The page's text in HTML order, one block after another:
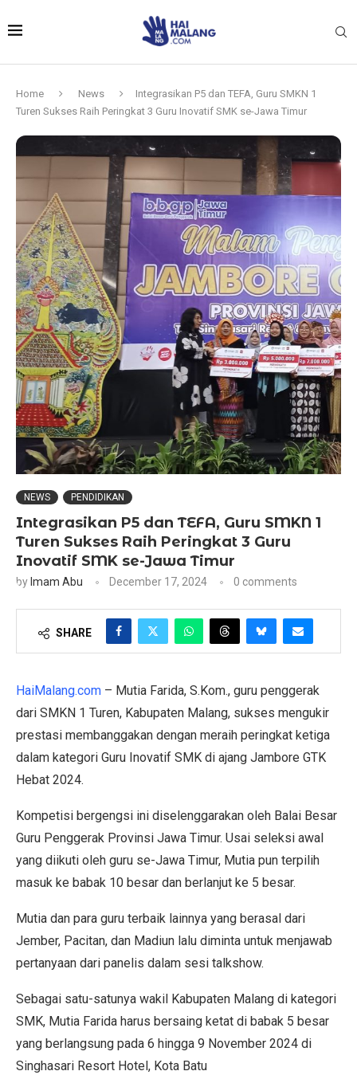
Home News
Integrasikan P5 dan TEFA, Guru SMKN 1
Turen Sukses Raih Peringkat 3 Guru Inovatif SMK se-Jawa Timur
NEWS PENDIDIKAN
Integrasikan P5 dan TEFA, Guru SMKN 1
Turen Sukses Raih Peringkat 3 Guru
Inovatif SMK se-Jawa Timur
by Imam Abu December 17, 2024 0 comments
SHARE
HaiMalang.com – Mutia Farida, S.Kom., guru penggerak
dari SMKN 1 Turen, Kabupaten Malang, sukses mengukir
prestasi membanggakan dengan meraih peringkat ketiga
dalam kategori Guru Inovatif SMK di ajang Jambore GTK
Hebat 2024.
Kompetisi bergengsi ini diselenggarakan oleh Balai Besar
Guru Penggerak Provinsi Jawa Timur. Usai seleksi awal
yang diikuti oleh guru se-Jawa Timur, Mutia pun terpilih
masuk ke babak 10 besar dan berlanjut ke 5 besar.
Mutia dan para guru terbaik lainnya yang berasal dari
Jember, Pacitan, dan Madiun lalu diminta untuk menjawab
pertanyaan dari panelis dalam sesi talkshow.
Sebagai satu-satunya wakil Kabupaten Malang di kategori
SMK, Mutia Farida harus bersaing ketat di babak 5 besar
yang berlangsung pada 6 hingga 9 November 2024 di
Singhasari Resort Hotel, Kota Batu